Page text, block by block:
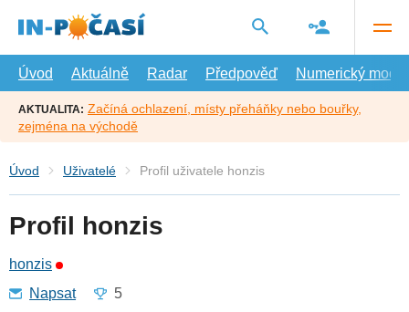
hlavní
Úvod
Aktuálně Radar Předpověď Numerický model
AKTUALITA: Začíná ochlazení, místy přeháňky nebo bouřky,
zejména na východě
Úvod Uživatelé Profil uživatele honzis
Profil honzis
honzis
Napsat
5